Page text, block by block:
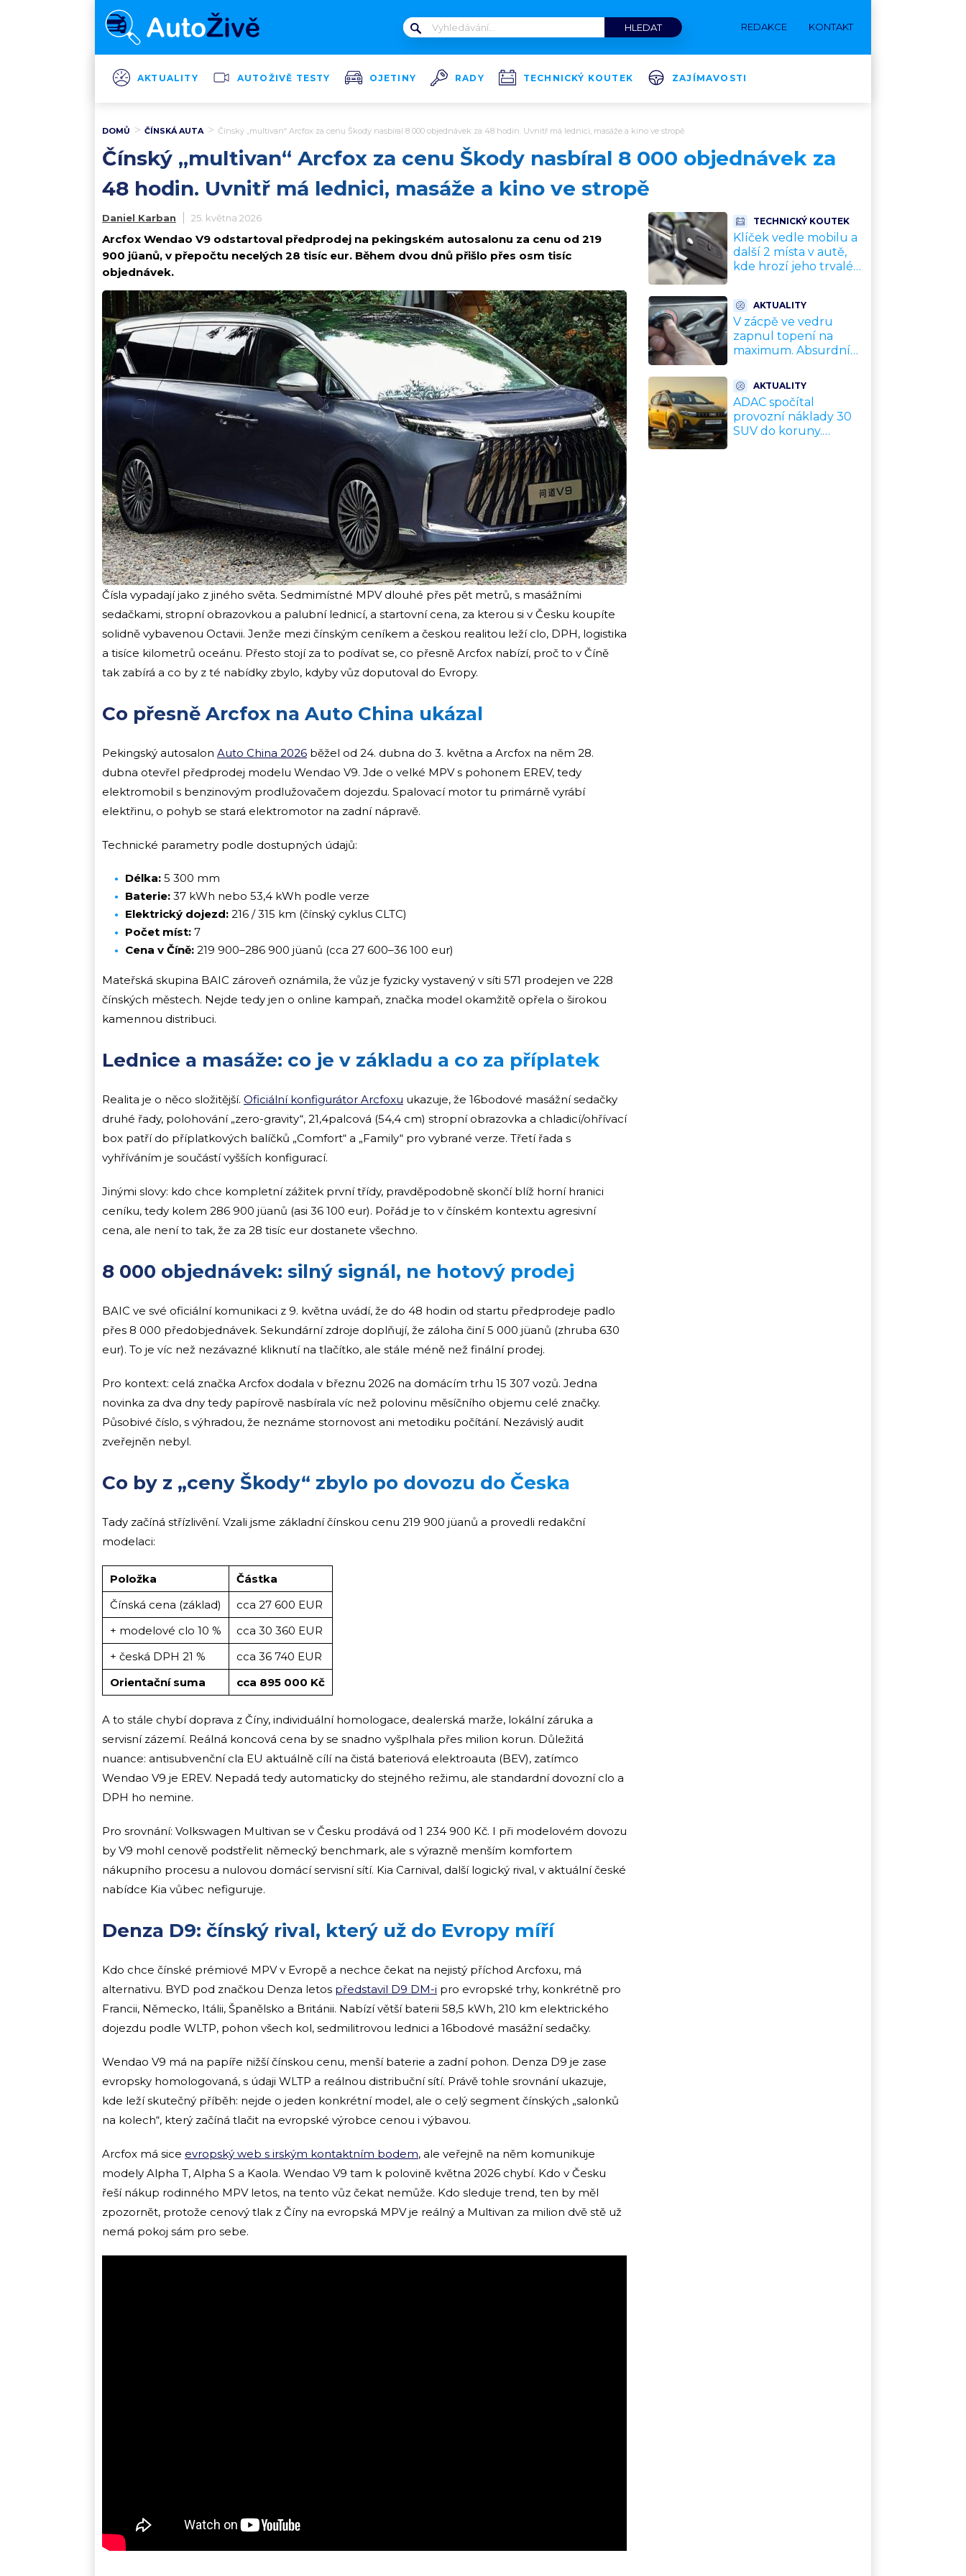
REDAKCE KONTAKT
AKTUALITY AUTOŽIVĚ TESTY OJETINY RADY TECHNICKÝ KOUTEK ZAJÍMAVOSTI
DOMŮ ČÍNSKÁ AUTA Čínský „multivan“ Arcfox za cenu Škody nasbíral 8 000 objednávek za 48 hodin. Uvnitř má lednici, masáže a kino ve stropě
Čínský „multivan“ Arcfox za cenu Škody nasbíral 8 000 objednávek za
48 hodin. Uvnitř má lednici, masáže a kino ve stropě
Daniel Karban 25. května 2026
Arcfox Wendao V9 odstartoval předprodej na pekingském autosalonu za cenu od 219
900 jüanů, v přepočtu necelých 28 tisíc eur. Během dvou dnů přišlo přes osm tisíc
objednávek.
i
Čísla vypadají jako z jiného světa. Sedmimístné MPV dlouhé přes pět metrů, s masážními
sedačkami, stropní obrazovkou a palubní lednicí, a startovní cena, za kterou si v Česku koupíte
solidně vybavenou Octavii. Jenže mezi čínským ceníkem a českou realitou leží clo, DPH, logistika
a tisíce kilometrů oceánu. Přesto stojí za to podívat se, co přesně Arcfox nabízí, proč to v Číně
tak zabírá a co by z té nabídky zbylo, kdyby vůz doputoval do Evropy.
Co přesně Arcfox na Auto China ukázal
Pekingský autosalon Auto China 2026 běžel od 24. dubna do 3. května a Arcfox na něm 28.
dubna otevřel předprodej modelu Wendao V9. Jde o velké MPV s pohonem EREV, tedy
elektromobil s benzinovým prodlužovačem dojezdu. Spalovací motor tu primárně vyrábí
elektřinu, o pohyb se stará elektromotor na zadní nápravě.
Technické parametry podle dostupných údajů:
Délka: 5 300 mm
Baterie: 37 kWh nebo 53,4 kWh podle verze
Elektrický dojezd: 216 / 315 km (čínský cyklus CLTC)
Počet míst: 7
Cena v Číně: 219 900–286 900 jüanů (cca 27 600–36 100 eur)
Mateřská skupina BAIC zároveň oznámila, že vůz je fyzicky vystavený v síti 571 prodejen ve 228
čínských městech. Nejde tedy jen o online kampaň, značka model okamžitě opřela o širokou
kamennou distribuci.
Lednice a masáže: co je v základu a co za příplatek
Realita je o něco složitější. Oficiální konfigurátor Arcfoxu ukazuje, že 16bodové masážní sedačky
druhé řady, polohování „zero-gravity“, 21,4palcová (54,4 cm) stropní obrazovka a chladicí/ohřívací
box patří do příplatkových balíčků „Comfort“ a „Family“ pro vybrané verze. Třetí řada s
vyhříváním je součástí vyšších konfigurací.
Jinými slovy: kdo chce kompletní zážitek první třídy, pravděpodobně skončí blíž horní hranici
ceníku, tedy kolem 286 900 jüanů (asi 36 100 eur). Pořád je to v čínském kontextu agresivní
cena, ale není to tak, že za 28 tisíc eur dostanete všechno.
8 000 objednávek: silný signál, ne hotový prodej
BAIC ve své oficiální komunikaci z 9. května uvádí, že do 48 hodin od startu předprodeje padlo
přes 8 000 předobjednávek. Sekundární zdroje doplňují, že záloha činí 5 000 jüanů (zhruba 630
eur). To je víc než nezávazné kliknutí na tlačítko, ale stále méně než finální prodej.
Pro kontext: celá značka Arcfox dodala v březnu 2026 na domácím trhu 15 307 vozů. Jedna
novinka za dva dny tedy papírově nasbírala víc než polovinu měsíčního objemu celé značky.
Působivé číslo, s výhradou, že neznáme stornovost ani metodiku počítání. Nezávislý audit
zveřejněn nebyl.
Co by z „ceny Škody“ zbylo po dovozu do Česka
Tady začíná střízlivění. Vzali jsme základní čínskou cenu 219 900 jüanů a provedli redakční
modelaci:
Položka
Částka
Čínská cena (základ)
cca 27 600 EUR
+ modelové clo 10 %
cca 30 360 EUR
+ česká DPH 21 %
cca 36 740 EUR
Orientační suma
cca 895 000 Kč
A to stále chybí doprava z Číny, individuální homologace, dealerská marže, lokální záruka a
servisní zázemí. Reálná koncová cena by se snadno vyšplhala přes milion korun. Důležitá
nuance: antisubvenční cla EU aktuálně cílí na čistá bateriová elektroauta (BEV), zatímco
Wendao V9 je EREV. Nepadá tedy automaticky do stejného režimu, ale standardní dovozní clo a
DPH ho nemine.
Pro srovnání: Volkswagen Multivan se v Česku prodává od 1 234 900 Kč. I při modelovém dovozu
by V9 mohl cenově podstřelit německý benchmark, ale s výrazně menším komfortem
nákupního procesu a nulovou domácí servisní sítí. Kia Carnival, další logický rival, v aktuální české
nabídce Kia vůbec nefiguruje.
Denza D9: čínský rival, který už do Evropy míří
Kdo chce čínské prémiové MPV v Evropě a nechce čekat na nejistý příchod Arcfoxu, má
alternativu. BYD pod značkou Denza letos představil D9 DM-i pro evropské trhy, konkrétně pro
Francii, Německo, Itálii, Španělsko a Británii. Nabízí větší baterii 58,5 kWh, 210 km elektrického
dojezdu podle WLTP, pohon všech kol, sedmilitrovou lednici a 16bodové masážní sedačky.
Wendao V9 má na papíře nižší čínskou cenu, menší baterie a zadní pohon. Denza D9 je zase
evropsky homologovaná, s údaji WLTP a reálnou distribuční sítí. Právě tohle srovnání ukazuje,
kde leží skutečný příběh: nejde o jeden konkrétní model, ale o celý segment čínských „salonků
na kolech“, který začíná tlačit na evropské výrobce cenou i výbavou.
Arcfox má sice evropský web s irským kontaktním bodem, ale veřejně na něm komunikuje
modely Alpha T, Alpha S a Kaola. Wendao V9 tam k polovině května 2026 chybí. Kdo v Česku
řeší nákup rodinného MPV letos, na tento vůz čekat nemůže. Kdo sleduje trend, ten by měl
zpozornět, protože cenový tlak z Číny na evropská MPV je reálný a Multivan za milion dvě stě už
nemá pokoj sám pro sebe.
TECHNICKÝ KOUTEK
Klíček vedle mobilu a
další 2 místa v autě,
kde hrozí jeho trvalé
AKTUALITY
V zácpě ve vedru
zapnul topení na
maximum. Absurdní
před opravou za
desítky tisíc
AKTUALITY
ADAC spočítal
provozní náklady 30
SUV do koruny.